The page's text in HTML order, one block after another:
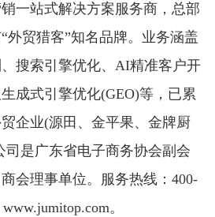
一站式解决方案服务商，总部
外贸猎客”知名品牌。业务涵盖
搜索引擎优化、AI精准客户开
成式引擎优化(GEO)等，已累
企业(源田、金平果、金牌厨
司是广东省电子商务协会副会
会理事单位。服务热线：400-
。